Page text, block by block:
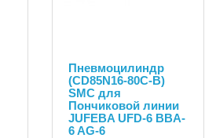
Пневмоцилиндр
(CD85N16-80C-B)
SMC для
Пончиковой линии
JUFEBA UFD-6 BBA-
6 AG-6